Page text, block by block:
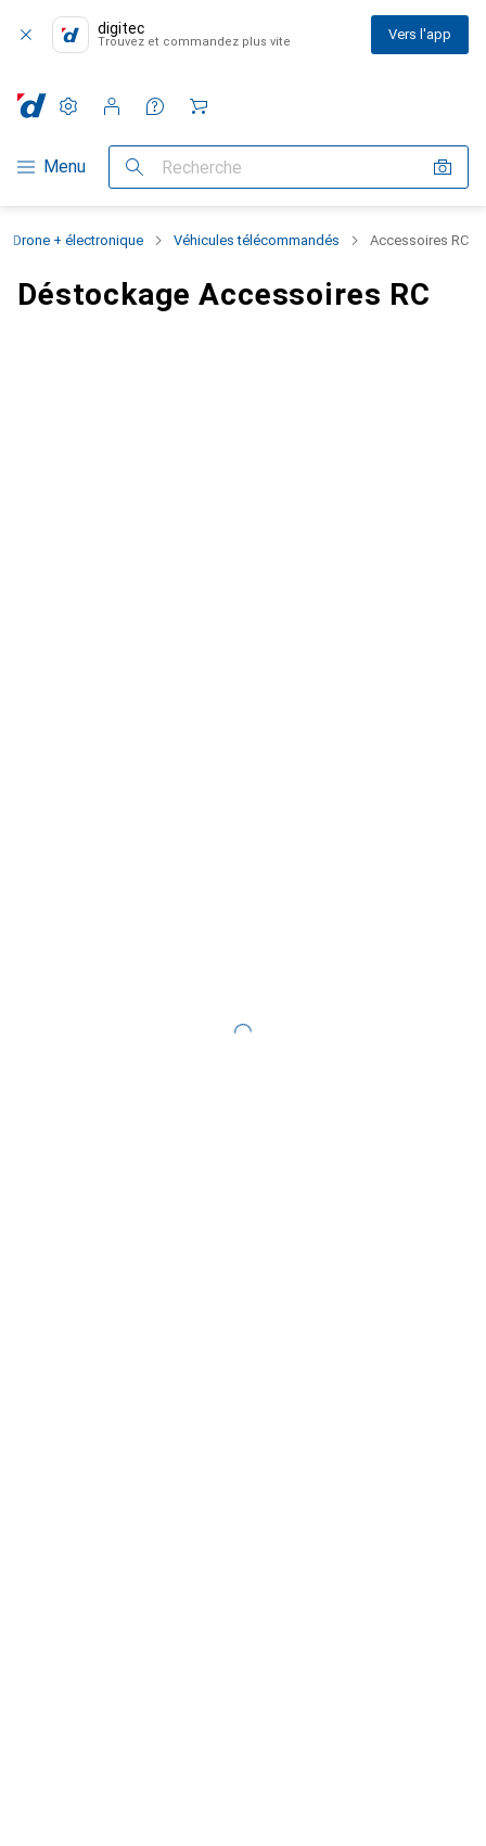
digitec
Trouvez et commandez plus vite Vers l'app
Navigation par catégorie
Menu Recherche
Paramètres
Compte client
Listes de comparaison
Listes d'envies
Panier
Drone + électronique Véhicules télécommandés Accessoires RC
Déstockage Accessoires RC